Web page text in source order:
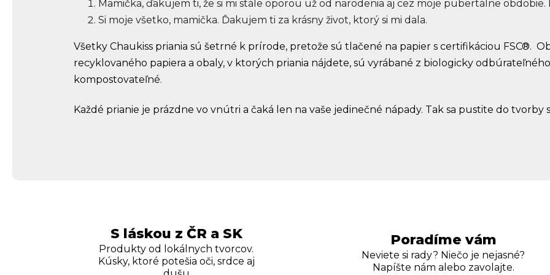
Mamička, ďakujem ti, že si mi stále oporou už od narodenia aj cez moje pubertálne obdobie.
Si moje všetko, mamička. Ďakujem ti za krásny život, ktorý si mi dala.
Všetky Chaukiss priania sú šetrné k prírode, pretože sú tlačené na papier s certifikáciou FSC®.
recyklovaného papiera a obaly, v ktorých priania nájdete, sú vyrábané z biologicky
kompostovateľné.
Každé prianie je prázdne vo vnútri a čaká len na vaše jedinečné nápady. Tak sa pustite do tvorby
S láskou z ČR a SK
Produkty od lokálnych tvorcov.
Kúsky, ktoré potešia oči, srdce aj
Poradíme vám
Neviete si rady? Niečo je nejasné?
Napíšte nám alebo zavolajte.